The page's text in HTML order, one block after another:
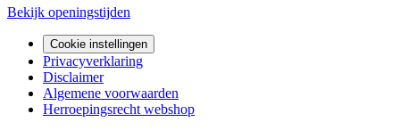
Bekijk openingstijden
Cookie instellingen
Privacyverklaring
Disclaimer
Algemene voorwaarden
Herroepingsrecht webshop